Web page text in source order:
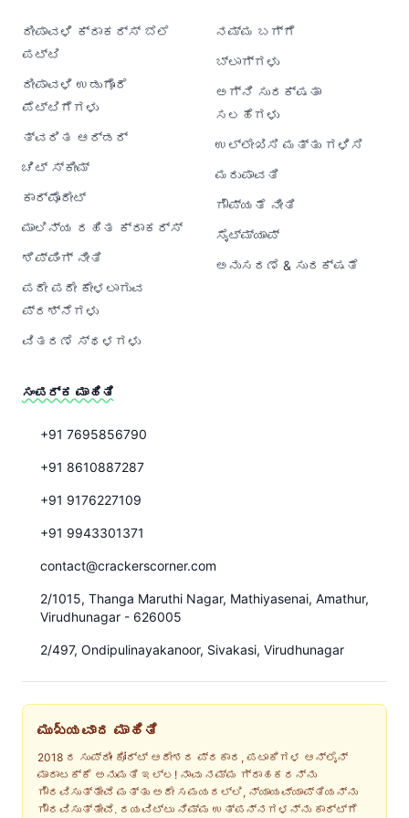
ದೀಪಾವಳಿ ಕ್ರಾಕರ್‌ಸ್ ಬೆಲೆ
ಪಟ್ಟಿ
ದೀಪಾವಳಿ ಉಡುಗೊರೆ
ಪೆಟ್ಟಿಗೆಗಳು
ತ್ವರಿತ ಆರ್ಡರ್
ಚಿಟ್ ಸ್ಕೀಮ್
ಕಾರ್ಪೊರೇಟ್
ಮಾಲಿನ್ಯ ರಹಿತ ಕ್ರಾಕರ್‌ಸ್
ಶಿಪ್ಪಿಂಗ್ ನೀತಿ
ಪದೇ ಪದೇ ಕೇಳಲಾಗುವ
ಪ್ರಶ್ನೆಗಳು
ವಿತರಣೆ ಸ್ಥಳಗಳು
ನಮ್ಮ ಬಗ್ಗೆ
ಬ್ಲಾಗ್‌ಗಳು
ಅಗ್ನಿ ಸುರಕ್ಷತಾ
ಸಲಹೆಗಳು
ಉಲ್ಲೇಖಿಸಿ ಮತ್ತು ಗಳಿಸಿ
ಮರುಪಾವತಿ
ಗೌಪ್ಯತೆ ನೀತಿ
ಸೈಟ್‌ಮ್ಯಾಪ್
ಅನುಸರಣೆ & ಸುರಕ್ಷತೆ
ಸಂಪರ್ಕ ಮಾಹಿತಿ
+91 7695856790
+91 8610887287
+91 9176227109
+91 9943301371
contact@crackerscorner.com
2/1015, Thanga Maruthi Nagar, Mathiyasenai, Amathur,
Virudhunagar - 626005
2/497, Ondipulinayakanoor, Sivakasi, Virudhunagar
ಮುಖ్ಯವಾದ ಮಾಹಿತಿ
2018 ರ ಸುಪ್ರೀಂ ಕೋರ್ಟ್ ಆದೇಶದ ಪ್ರಕಾರ, ಪಟಾಕಿಗಳ ಆನ್‌ಲೈನ್
ಮಾರಾಟಕ್ಕೆ ಅನುಮತಿ ಇಲ್ಲ! ನಾವು ನಮ್ಮ ಗ್ರಾಹಕರನ್ನು
ಗೌರವಿಸುತ್ತೇವೆ ಮತ್ತು ಅದೇ ಸಮಯದಲ್ಲಿ, ನ್ಯಾಯವ್ಯಾಪ್ತಿಯನ್ನು
ಗೌರವಿಸುತ್ತೇವೆ. ದಯವಿಟ್ಟು ನಿಮ್ಮ ಉತ್ಪನ್ನಗಳನ್ನು ಕಾರ್ಟ್‌ಗೆ